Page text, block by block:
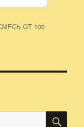
ОТ 100